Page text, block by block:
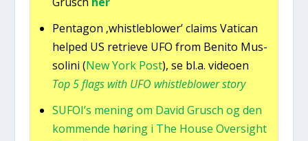
Pen­ta­gon ‚whi­st­le­blower’ claims Vati­can
hel­ped US retri­e­ve UFO from Beni­to Mus­
so­li­ni (New York Post), se bl.a. video­en
Top 5 flags with UFO whi­st­le­blower story
SUFOI’s mening om David Grusch og den
kom­men­de høring i The Hou­se Over­sight